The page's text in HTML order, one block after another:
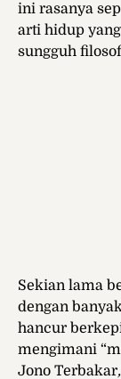
ini rasanya
arti hidup
sungguh
Sekian lama
dengan
hancur
mengimani
Jono Terbakar,